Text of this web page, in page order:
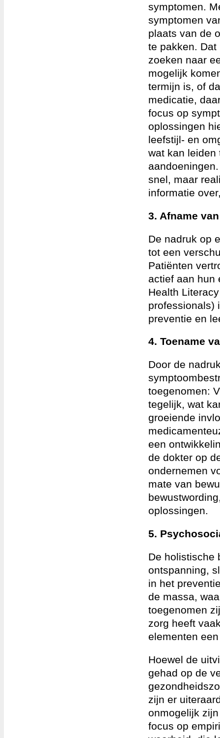
symptomen.
symptomen
plaats van de
te pakken.
zoeken naar
mogelijk
termijn is, of
medicatie,
focus op
oplossingen
leefstijl- en
wat kan leiden
snel, maar
informatie
3. Afname
De nadruk op
tot een
Patiënten
actief aan hun
Health
professionals)
preventie en
4. Toename
Door de
toegenomen:
tegelijk, wat
groeiende
een
de dokter op
ondernemen
mate van
oplossingen.
5.
De holistische
ontspanning,
in het
de massa,
toegenomen
zorg heeft
elementen
Hoewel de
gehad op de
zijn er
onmogelijk
focus op